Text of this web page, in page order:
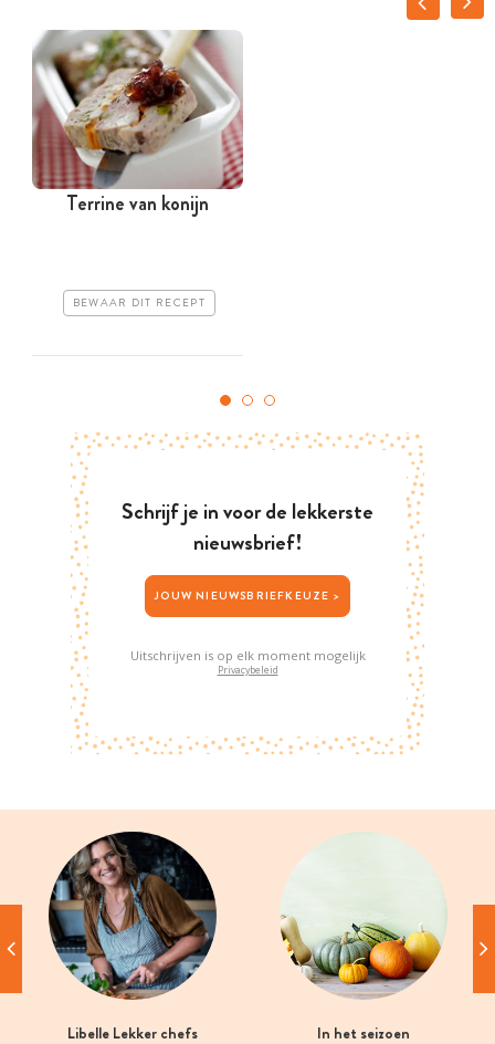
Terrine van konijn
BEWAAR DIT RECEPT
Schrijf je in voor de lekkerste
nieuwsbrief!
JOUW NIEUWSBRIEFKEUZE >
Uitschrijven is op elk moment mogelijk
Privacybeleid
Libelle Lekker chefs In het seizoen